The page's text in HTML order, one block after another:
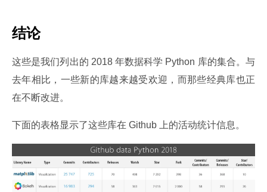
结论
这些是我们列出的 2018 年数据科学 Python 库的集合。与
去年相比，一些新的库越来越受欢迎，而那些经典库也正
在不断改进。
下面的表格显示了这些库在 Github 上的活动统计信息。